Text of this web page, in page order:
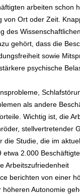
arbeiten schon
von Ort oder Zeit.
des
gehört, dass die
sowie
psychische
als andere
Wichtig ist, die
stellvertretender
die Studie, die im
2.000
Arbeitszufriedenheit
berichten von einer
Autonomie